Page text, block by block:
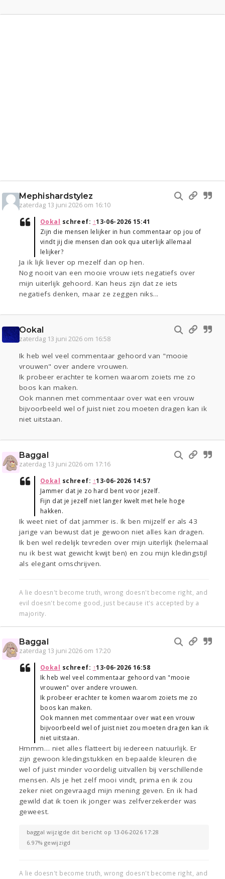
Mephishardstylez
zaterdag 13 juni 2026 om 16:10
Ookal schreef: ↑13-06-2026 15:41
Zijn die mensen lelijker in hun commentaar op jou of
vindt jij die mensen dan ook qua uiterlijk allemaal
lelijker?
Ja ik lijk liever op mezelf dan op hen.
Nog nooit van een mooie vrouw iets negatiefs over
mijn uiterlijk gehoord. Kan heus zijn dat ze iets
negatiefs denken, maar ze zeggen niks...
Ookal
zaterdag 13 juni 2026 om 16:58
Ik heb wel veel commentaar gehoord van "mooie
vrouwen" over andere vrouwen.
Ik probeer erachter te komen waarom zoiets me zo
boos kan maken.
Ook mannen met commentaar over wat een vrouw
bijvoorbeeld wel of juist niet zou moeten dragen kan ik
niet uitstaan.
Baggal
zaterdag 13 juni 2026 om 17:16
Ookal schreef: ↑13-06-2026 14:57
Jammer dat je zo hard bent voor jezelf.
Fijn dat je jezelf niet langer kwelt met hele hoge
hakken.
Ik weet niet of dat jammer is. Ik ben mijzelf er als 43
jarige van bewust dat je gewoon niet alles kan dragen.
Ik ben wel redelijk tevreden over mijn uiterlijk (helemaal
nu ik best wat gewicht kwijt ben) en zou mijn kledingstijl
als elegant omschrijven.
A lie doesn't become truth, wrong doesn't become right, and
evil doesn't become good, just because it's accepted by a
majority.
Baggal
zaterdag 13 juni 2026 om 17:20
Ookal schreef: ↑13-06-2026 16:58
Ik heb wel veel commentaar gehoord van "mooie
vrouwen" over andere vrouwen.
Ik probeer erachter te komen waarom zoiets me zo
boos kan maken.
Ook mannen met commentaar over wat een vrouw
bijvoorbeeld wel of juist niet zou moeten dragen kan ik
niet uitstaan.
Hmmm… niet alles flatteert bij iedereen natuurlijk. Er
zijn gewoon kledingstukken en bepaalde kleuren die
wel of juist minder voordelig uitvallen bij verschillende
mensen. Als je het zelf mooi vindt, prima en ik zou
zeker niet ongevraagd mijn mening geven. En ik had
gewild dat ik toen ik jonger was zelfverzekerder was
geweest.
baggal wijzigde dit bericht op 13-06-2026 17:28
6.97% gewijzigd
A lie doesn't become truth, wrong doesn't become right, and